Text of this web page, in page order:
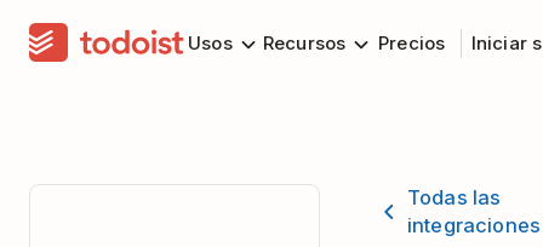
Usos Recursos Precios Iniciar
Todas las
integraciones